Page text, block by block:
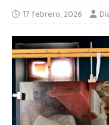
17 febrero, 2026